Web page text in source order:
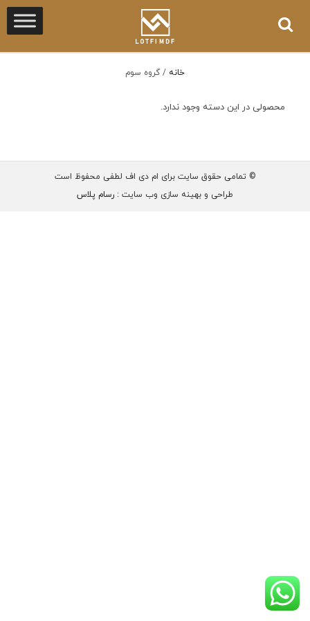
خانه /گروه سوم
محصولی در این دسته وجود ندارد.
© تمامی حقوق سایت برای ام دی اف لطفی محفوظ است
طراحی و بهینه سازی وب سایت : رسام پلاس